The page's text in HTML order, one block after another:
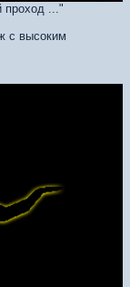
проход ..."
с высоким